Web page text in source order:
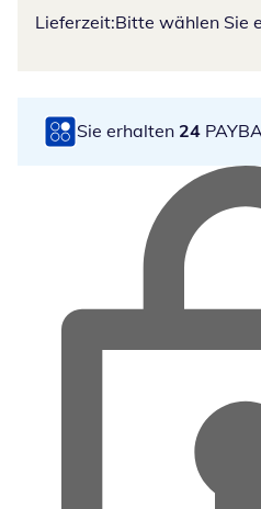
Lieferzeit:Bitte wählen Sie
Sie erhalten 24